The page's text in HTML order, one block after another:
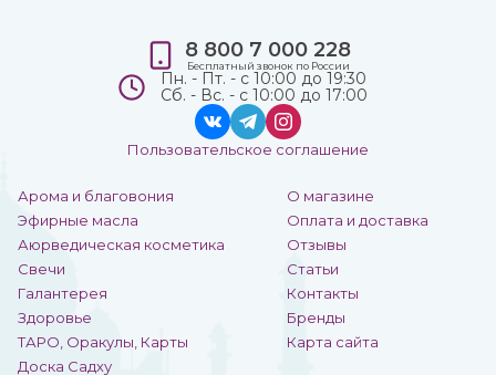
Арома и благовония
Эфирные масла
Аюрведическая косметика
Свечи
Галантерея
Здоровье
ТАРО, Оракулы, Карты
Доска Садху
О магазине
Оплата и доставка
Отзывы
Статьи
Контакты
Бренды
Карта сайта
8 800 7 000 228
Бесплатный звонок по России
Пн. - Пт. - с 10:00 до 19:30
Сб. - Вс. - с 10:00 до 17:00
Пользовательское соглашение